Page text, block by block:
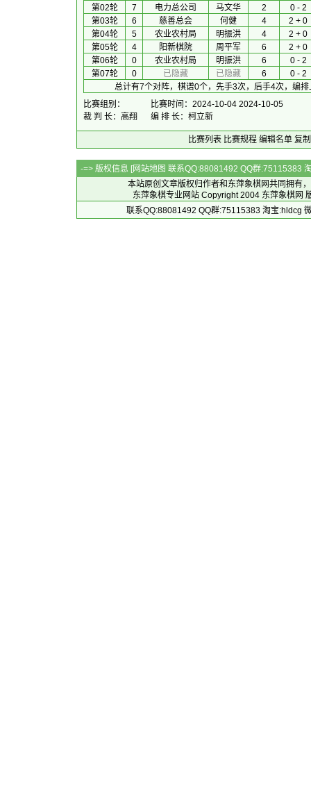
第02轮
7 电力总公司 马文华 2
0 - 2
第03轮
6 慈善总会 何健 4
2 + 0
第04轮
5 农业农村局 明振洪 4
2 + 0
第05轮
4 阳新棋院 周平军 6
2 + 0
第06轮
0 农业农村局 明振洪 6
0 - 2
第07轮
0 已隐藏 已隐藏 6
0 - 2
总计有7个对阵，棋谱0个，先手3次，后手4次，编
比赛组别：
比赛时间：2024-10-04 2024-10-05
裁 判 长：高翔
编 排 长：柯立新
比赛列表 比赛规程 编辑名单 复
-=> 版权信息 [网站地图 联系QQ:88081492 QQ群:75115383
本站原创文章版权归作者和 东萍象棋网共同拥有
东萍象棋专业网站 Copyright 2004 东萍象棋网
联系QQ:88081492 QQ群:75115383 淘宝:hldcg